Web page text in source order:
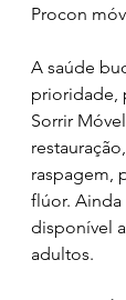
Procon
A saúde
prioridade,
Sorrir
raspagem,
flúor. Ainda
disponível
adultos.